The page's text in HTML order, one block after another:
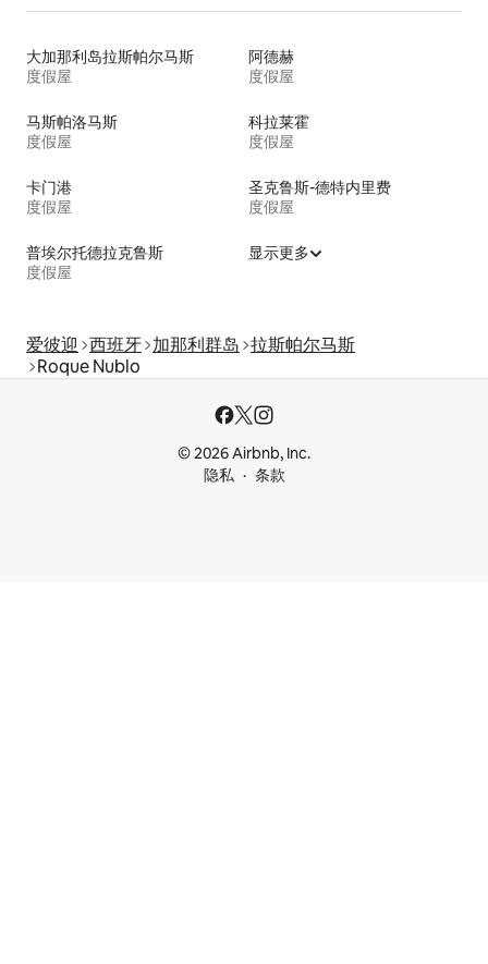
大加那利岛拉斯帕尔马斯
度假屋
阿德赫
度假屋
马斯帕洛马斯
度假屋
科拉莱霍
度假屋
卡门港
度假屋
圣克鲁斯-德特内里费
度假屋
普埃尔托德拉克鲁斯
度假屋
显示更多
爱彼迎 西班牙 加那利群岛 拉斯帕尔马斯
Roque Nublo
© 2026 Airbnb, Inc.
隐私
条款